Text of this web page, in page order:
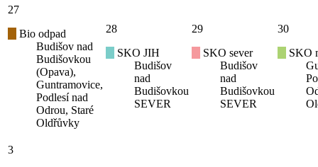
27
Bio odpad
Budišov nad
Budišovkou
(Opava),
Guntramovice,
Podlesí nad
Odrou, Staré
Oldřůvky
28
SKO JIH
Budišov
nad
Budišovkou
SEVER
29
SKO sever
Budišov
nad
Budišovkou
SEVER
30
SKO
3